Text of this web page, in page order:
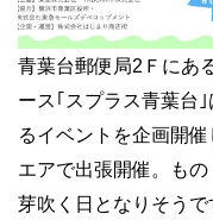
青葉台郵便局2Ｆにあ
ース｢スプラス青葉台
るイベントを企画開
エアで出張開催。も
芽吹く日となりそう